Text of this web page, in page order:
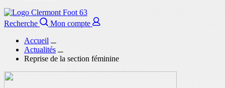
Recherche
Mon compte
Accueil
Actualités
Reprise de la section féminine